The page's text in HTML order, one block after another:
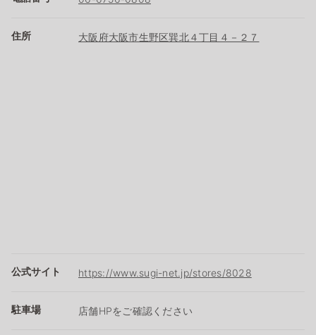
住所 大阪府大阪市生野区巽北４丁目４－２７
公式サイト https://www.sugi-net.jp/stores/8028
駐車場 店舗HPをご確認ください